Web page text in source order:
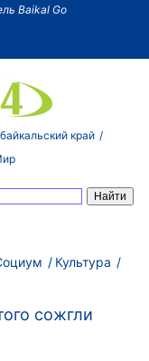
Baikal Go
край
Культура
сожгли